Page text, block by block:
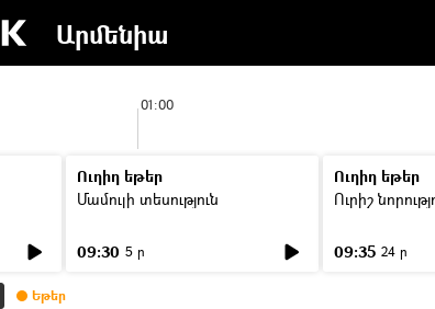
Արմենիա
01:00
Ուղիղ եթեր
Մամուլի տեսություն
09:30 5 ր
Ուղիղ եթեր
Ուրիշ
09:35 24 ր
Եթեր